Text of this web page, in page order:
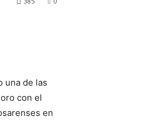
una de las
con el
en